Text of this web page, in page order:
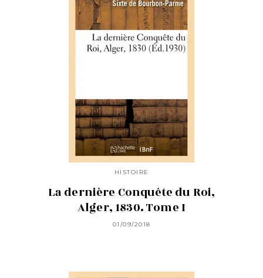
HISTOIRE
La dernière Conquête du Roi,
Alger, 1830. Tome I
01/09/2018